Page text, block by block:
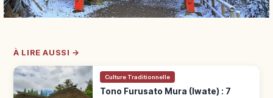
À LIRE AUSSI →
Culture Traditionnelle
Tono Furusato Mura (Iwate) : 7